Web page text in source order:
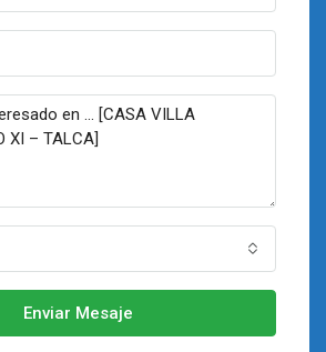
Enviar Mesaje